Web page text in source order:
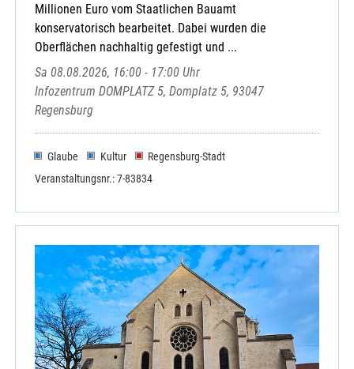
Millionen Euro vom Staatlichen Bauamt
konservatorisch bearbeitet. Dabei wurden die
Oberflächen nachhaltig gefestigt und ...
Sa 08.08.2026, 16:00 - 17:00 Uhr
Infozentrum DOMPLATZ 5, Domplatz 5, 93047
Regensburg
Glaube Kultur
Regensburg-Stadt
Veranstaltungsnr.: 7-83834